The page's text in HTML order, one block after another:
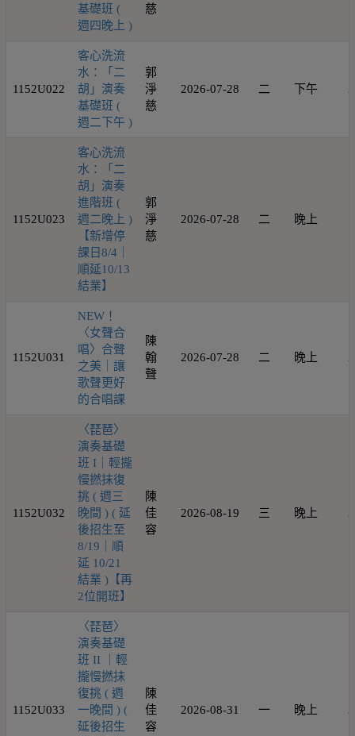
基礎班 (
週四晚上 )
慈
1152U022
客心洗流
水：「二
胡」演奏
基礎班 (
週二下午 )
郭
淨
慈
2026-07-28 二 下午
1152U023
客心洗流
水：「二
胡」演奏
進階班 (
週二晚上 )
【新增停
課日8/4｜
順延10/13
結業】
郭
淨
慈
2026-07-28 二 晚上
1152U031
NEW！
〈女聲合
唱〉合聲
之美｜讓
歌聲更好
的合唱課
陳
翰
聲
2026-07-28 二 晚上
1152U032
〈琵琶〉
演奏基礎
班 I｜輕攏
慢撚抹復
挑 ( 週三
晚間 ) ( 延
後招生至
8/19｜順
延 10/21
結業 )【再
2位開班】
陳
佳
容
2026-08-19 三 晚上
1152U033
〈琵琶〉
演奏基礎
班 II ｜輕
攏慢撚抹
復挑 ( 週
一晚間 ) (
延後招生
陳
佳
容
2026-08-31 一 晚上